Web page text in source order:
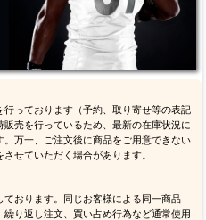
っております（予約、取り寄せ等の表記
売を行っているため、最新の在庫状況に
万一、ご注文後に商品をご用意できない
せていただく場合があります。
おります。同じお客様による同一商品
繰り返し注文、買い占め行為など通常使用